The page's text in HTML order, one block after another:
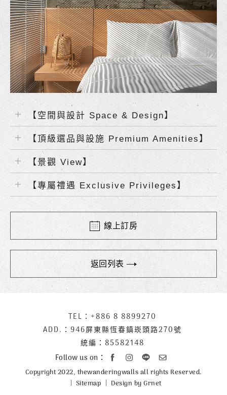
【空間與設計 Space & Design】
【頂級選品與設施 Premium Amenities】
【景觀 View】
【專屬禮遇 Exclusive Privileges】
線上訂房
返回列表
聯
絡
資
訊
TEL： +886 8 8899270
ADD.： 946屏東縣恆春鎮崁頭路270號
統編：85582148
Follow us on：
Copyright 2022, thewanderingwalls all rights Reserved.
Sitemap
Design by Grnet